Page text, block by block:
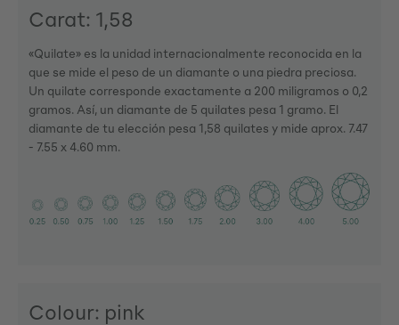
Carat: 1,58
«Quilate» es la unidad internacionalmente reconocida en la
que se mide el peso de un diamante o una piedra preciosa.
Un quilate corresponde exactamente a 200 miligramos o 0,2
gramos. Así, un diamante de 5 quilates pesa 1 gramo. El
diamante de tu elección pesa 1,58 quilates y mide aprox. 7.47
- 7.55 x 4.60 mm.
Colour: pink